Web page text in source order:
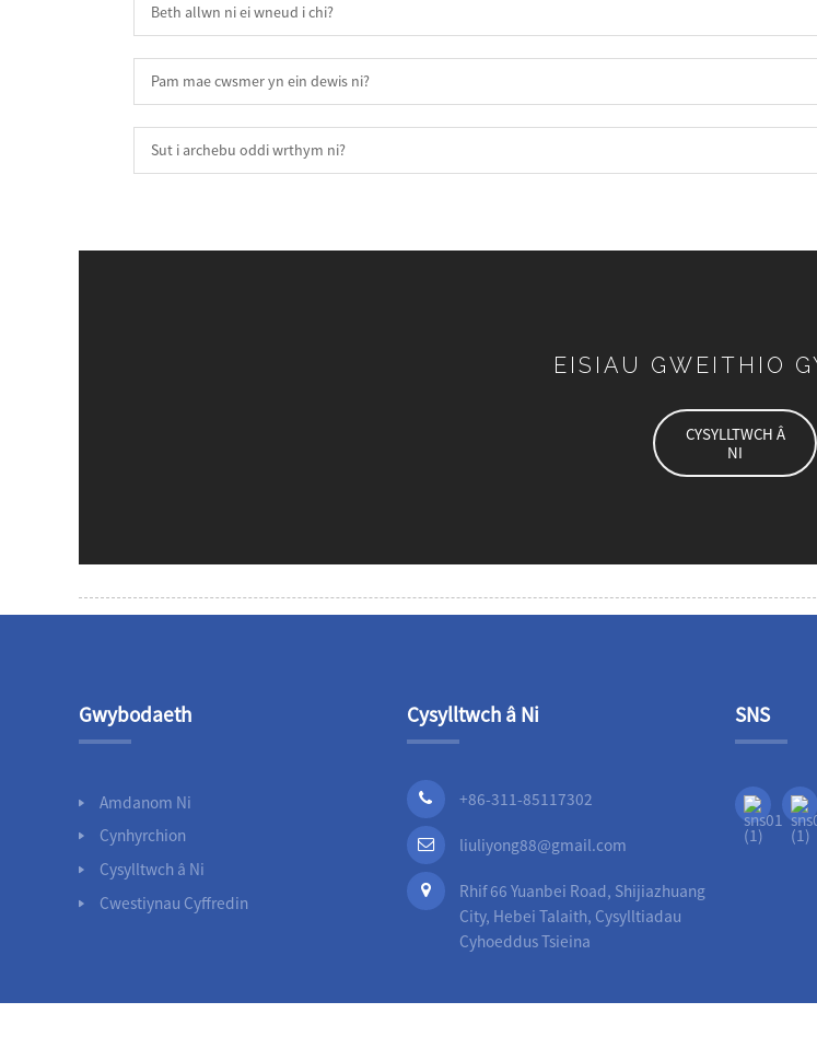
Beth allwn ni ei wneud i chi?
Pam mae cwsmer yn ein dewis ni?
Sut i archebu oddi wrthym ni?
EISIAU GWEITHIO
CYSYLLTWCH Â
NI
Gwybodaeth
Amdanom Ni
Cynhyrchion
Cysylltwch â Ni
Cwestiynau Cyffredin
Cysylltwch â Ni
+86-311-85117302
liuliyong88@gmail.com
Rhif 66 Yuanbei Road, Shijiazhuang
City, Hebei Talaith, Cysylltiadau
Cyhoeddus Tsieina
SNS